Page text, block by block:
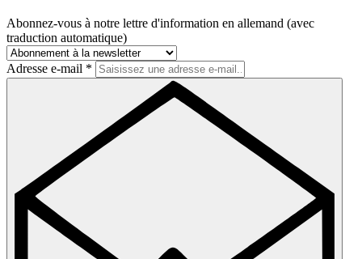
Abonnez-vous à notre lettre d'information en allemand (avec
traduction automatique)
Adresse e-mail *